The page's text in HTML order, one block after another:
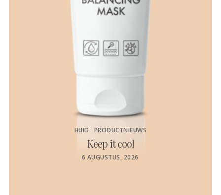
HUID PRODUCTNIEUWS
Keep it cool
POSTED
6 AUGUSTUS, 2026